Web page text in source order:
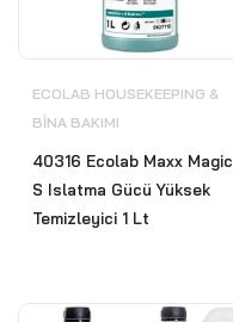
ECOLAB HOUSEKEEPING &
BİNA BAKIMI
40316 Ecolab Maxx Magic
S Islatma Gücü Yüksek
Temizleyici 1 Lt